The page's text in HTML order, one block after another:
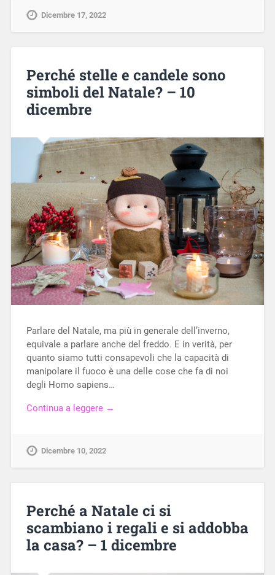
Dicembre 17, 2022
Perché stelle e candele sono
simboli del Natale? – 10
dicembre
Parlare del Natale, ma più in generale dell’inverno,
equivale a parlare anche del freddo. E in verità, per
quanto siamo tutti consapevoli che la capacità di
manipolare il fuoco è una delle cose che fa di noi
degli Homo sapiens…
Continua a leggere →
Dicembre 10, 2022
Perché a Natale ci si
scambiano i regali e si addobba
la casa? – 1 dicembre